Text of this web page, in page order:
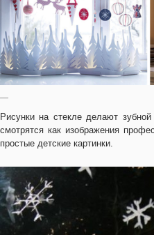
—
Рисунки на стекле делают
смотрятся как изображения
простые детские картинки.